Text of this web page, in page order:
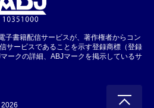
子書籍配信サービスが、著作権者からコン
サービスであることを示す登録商標（登録
ークの詳細、ABJマークを掲示しているサ